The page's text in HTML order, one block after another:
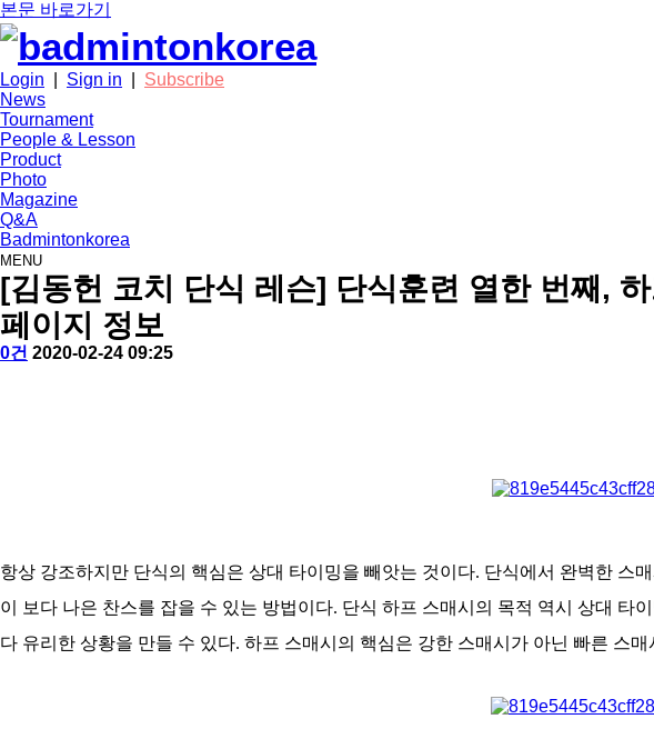
본문 바로가기
Login Sign in
Subscribe
News
Tournament
People & Lesson
Product
Photo
Magazine
Q&A
Badmintonkorea
MENU
people
[김동헌 코치 단식 레슨] 단식훈련 열한 번째,
페이지 정보
작
배
댓
0건 작
2020-02-24 09:25
항상 강조하지만 단식의 핵심은 상대 타이밍을 빼앗는 것이다. 단식에서 완벽한 스
이 보다 나은 찬스를 잡을 수 있는 방법이다. 단식 하프 스매시의 목적 역시 상대
다 유리한 상황을 만들 수 있다. 하프 스매시의 핵심은 강한 스매시가 아닌 빠른 스매